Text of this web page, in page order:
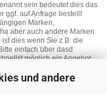
und andere
sein bedeutet dies das
ggf. auf Anfrage bestellt
Marken,
aber auch andere Marken
dies wenn Sie z.B. die
einfach über dasd
möglich ein Angebot